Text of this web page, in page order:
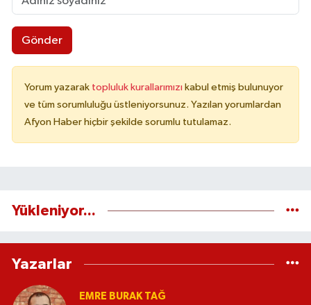
Gönder
Yorum yazarak topluluk kurallarımızı kabul etmiş bulunuyor
ve tüm sorumluluğu üstleniyorsunuz. Yazılan yorumlardan
Afyon Haber hiçbir şekilde sorumlu tutulamaz.
Yükleniyor...
Yazarlar
EMRE BURAK TAĞ